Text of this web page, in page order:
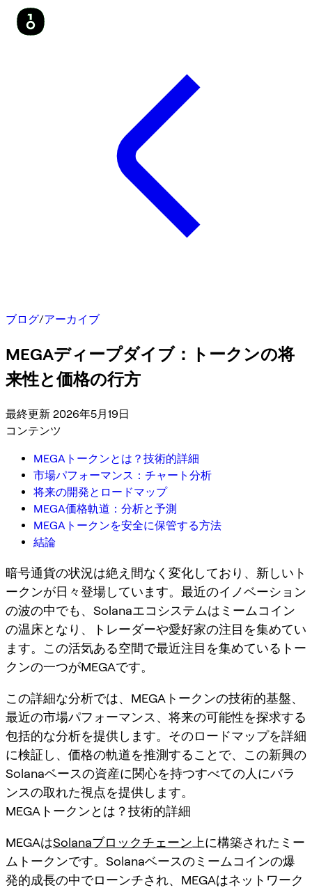
ブログ/アーカイブ
MEGAディープダイブ：トークンの将
来性と価格の行方
最終更新 2026年5月19日
コンテンツ
MEGAトークンとは？技術的詳細
市場パフォーマンス：チャート分析
将来の開発とロードマップ
MEGA価格軌道：分析と予測
MEGAトークンを安全に保管する方法
結論
暗号通貨の状況は絶え間なく変化しており、新しいト
ークンが日々登場しています。最近のイノベーション
の波の中でも、Solanaエコシステムはミームコイン
の温床となり、トレーダーや愛好家の注目を集めてい
ます。この活気ある空間で最近注目を集めているトー
クンの一つがMEGAです。
この詳細な分析では、MEGAトークンの技術的基盤、
最近の市場パフォーマンス、将来の可能性を探求する
包括的な分析を提供します。そのロードマップを詳細
に検証し、価格の軌道を推測することで、この新興の
Solanaベースの資産に関心を持つすべての人にバラ
ンスの取れた視点を提供します。
MEGAトークンとは？技術的詳細
MEGAはSolanaブロックチェーン 上に構築されたミー
ムトークンです。Solanaベースのミームコインの爆
発的成長の中でローンチされ、MEGAはネットワーク